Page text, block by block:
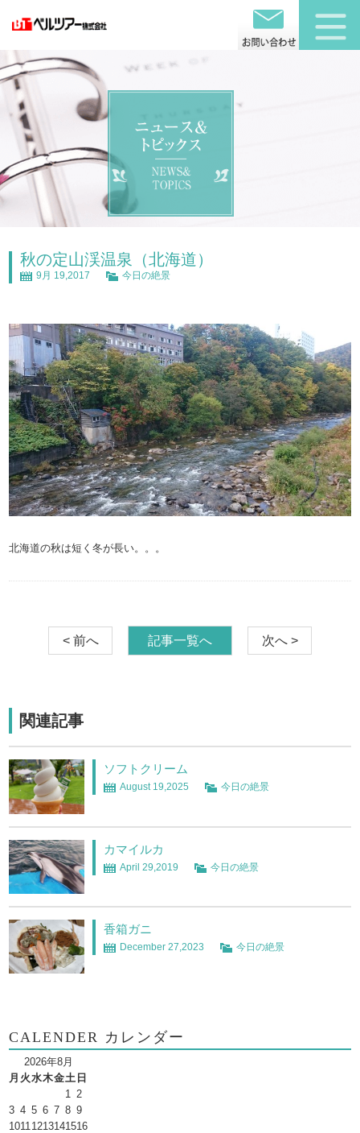
秋の定山渓温泉（北海道）
9月 19,2017 今日の絶景
北海道の秋は短く冬が長い。。。
< 前へ 記事一覧へ 次へ >
関連記事
ソフトクリーム
August 19,2025 今日の絶景
カマイルカ
April 29,2019 今日の絶景
香箱ガニ
December 27,2023 今日の絶景
CALENDER カレンダー
2026年8月
月 火水木金土 日
1
2
3 4 5 6 7 8 9
1011 1213141516